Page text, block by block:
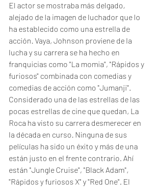
El actor se mostraba más delgado,
alejado de la imagen de luchador que lo
ha establecido como una estrella de
acción. Vaya, Johnson proviene de la
lucha y su carrera se ha hecho en
franquicias como "La momia", "Rápidos y
furiosos" combinada con comedias y
comedias de acción como "Jumanji".
Considerado una de las estrellas de las
pocas estrellas de cine que quedan, La
Roca ha visto su carrera desmerecer en
la década en curso. Ninguna de sus
películas ha sido un éxito y más de una
están justo en el frente contrario. Ahí
están "Jungle Cruise", "Black Adam",
"Rápidos y furiosos X" y "Red One". El